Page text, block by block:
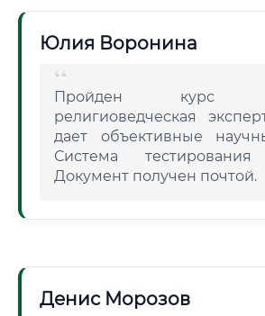
Юлия Воронина
Пройден курс
религиоведческая
дает объективные
Система тестирования
Документ получен почтой.
Денис Морозов